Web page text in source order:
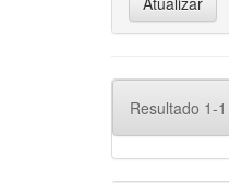
Resultado 1-